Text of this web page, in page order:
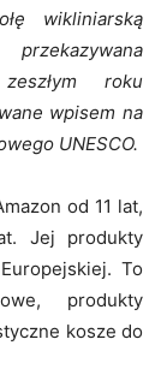
wikliniarską
roku
wpisem na
UNESCO.
od 11 lat,
Jej produkty
To
produkty
kosze do